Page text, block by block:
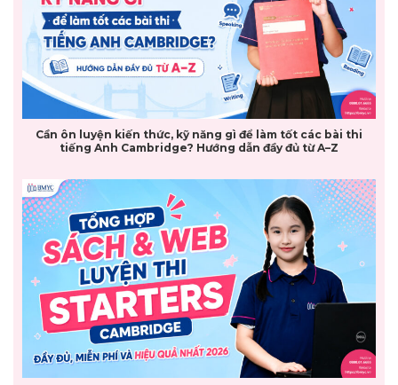
Cần ôn luyện kiến thức, kỹ năng gì để làm tốt các bài thi
tiếng Anh Cambridge? Hướng dẫn đầy đủ từ A–Z